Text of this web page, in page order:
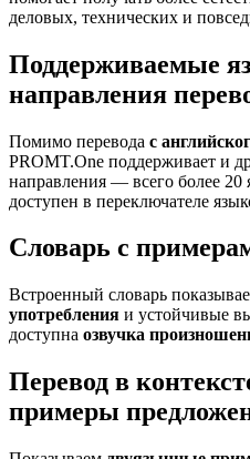
деловых, технических и
Поддерживаемые
направления
Помимо перевода с
PROMT.One поддерживает и
направления — всего более
доступен в переключателе
Словарь с
Встроенный словарь
употребления и устойчивые
доступна озвучка
Перевод в
примеры